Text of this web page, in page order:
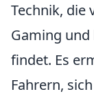
Technik, die
Gaming und
findet. Es
Fahrern,